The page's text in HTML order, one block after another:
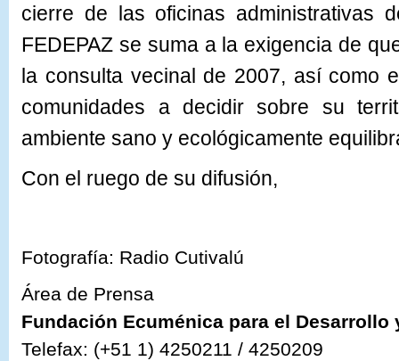
cierre de las oficinas administrativas
FEDEPAZ se suma a la exigencia de
la consulta vecinal de 2007, así como
comunidades a decidir sobre su
ambiente sano y ecológicamente
Con el ruego de su difusión,
Fotografía: Radio Cutivalú
Área de Prensa
Fundación Ecuménica para el Desarrollo
Telefax: (+51 1) 4250211 / 4250209